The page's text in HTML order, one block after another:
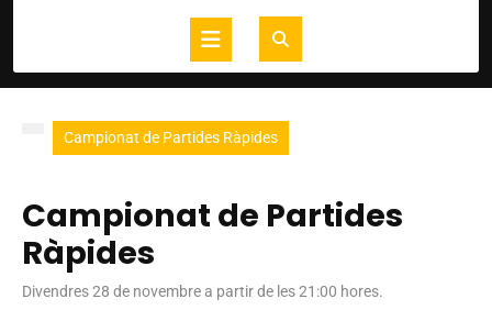
Open
Button
Campionat de Partides Ràpides
Campionat de Partides
Ràpides
Divendres 28 de novembre a partir de les 21:00 hores.